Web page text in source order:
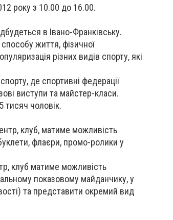
року з 10.00 до 16.00.
в Івано-Франківську.
життя, фізичної
різних видів спорту, які
де спортивні федерації
виступи та майстер-класи.
тисяч чоловік.
клуб, матиме можливість
флаєри, промо-ролики у
клуб матиме можливість
показовому майданчику, у
та представити окремий вид